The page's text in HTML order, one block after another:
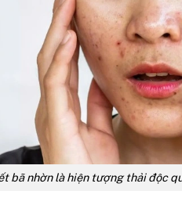
bã nhờn là hiện tượng thải độc